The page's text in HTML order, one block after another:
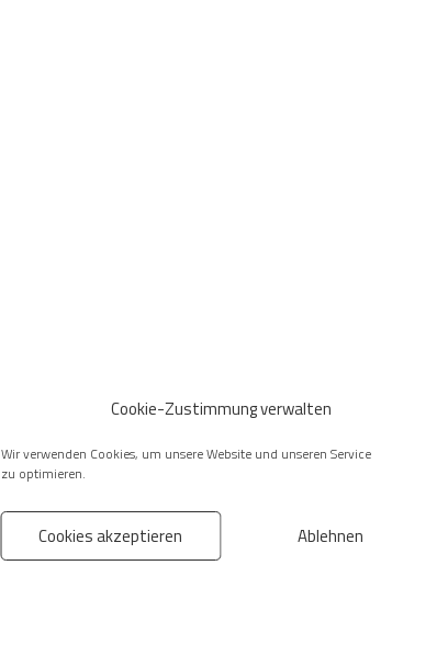
Cookie-Zustimmung verwalten
Wir verwenden Cookies, um unsere Website und unseren Service
zu optimieren.
Cookies akzeptieren Ablehnen